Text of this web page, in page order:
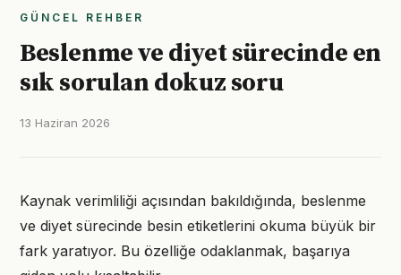
GÜNCEL REHBER
Beslenme ve diyet sürecinde en
sık sorulan dokuz soru
13 Haziran 2026
Kaynak verimliliği açısından bakıldığında, beslenme
ve diyet sürecinde besin etiketlerini okuma büyük bir
fark yaratıyor. Bu özelliğe odaklanmak, başarıya